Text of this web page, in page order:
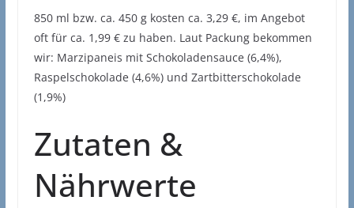
850 ml bzw. ca. 450 g kosten ca. 3,29 €, im Angebot
oft für ca. 1,99 € zu haben. Laut Packung bekommen
wir: Marzipaneis mit Schokoladensauce (6,4%),
Raspelschokolade (4,6%) und Zartbitterschokolade
(1,9%)
Zutaten &
Nährwerte